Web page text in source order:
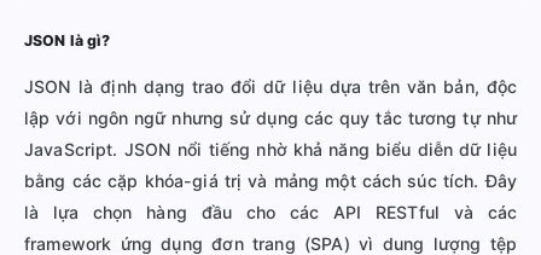
JSON là gì?
JSON là định dạng trao đổi dữ liệu dựa trên văn bản, độc
lập với ngôn ngữ nhưng sử dụng các quy tắc tương tự như
JavaScript. JSON nổi tiếng nhờ khả năng biểu diễn dữ liệu
bằng các cặp khóa-giá trị và mảng một cách súc tích. Đây
là lựa chọn hàng đầu cho các API RESTful và các
framework ứng dụng đơn trang (SPA) vì dung lượng tệp